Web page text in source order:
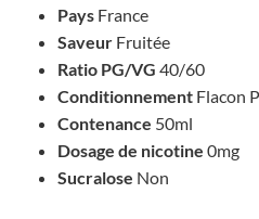
PaysFrance
SaveurFruitée
Ratio PG/VG 40/60
Conditionnement Flacon
Contenance 50ml
Dosage de nicotine 0mg
Sucralose Non